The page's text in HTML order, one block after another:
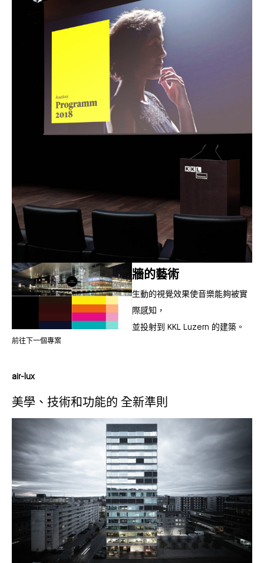
牆的藝術
生動的視覺效果使音樂能夠被實
際感知，
並投射到 KKL Luzern 的建築。
前往下一個專案
air-lux
美學、技術和功能的 全新準則